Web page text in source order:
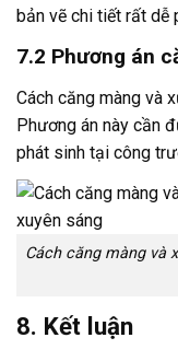
bản vẽ chi tiết rất dễ
7.2 Phương án
Cách căng màng và
Phương án này cần
phát sinh tại công
Cách căng màng và
8. Kết luận